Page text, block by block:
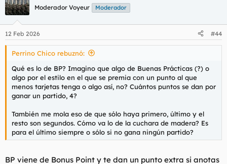
Moderador Voyeur Moderador
12 Feb 2026 #44
Perrino Chico rebuznó:
Qué es lo de BP? Imagino que algo de Buenas Prácticas (?) o
algo por el estilo en el que se premia con un punto al que
menos tarjetas tenga o algo así, no? Cuántos puntos se dan por
ganar un partido, 4?
También me mola eso de que sólo haya primero, último y el
resto son segundos. Cómo va lo de la cuchara de madera? Es
para el último siempre o sólo si no gana ningún partido?
BP viene de Bonus Point y te dan un punto extra si anotas